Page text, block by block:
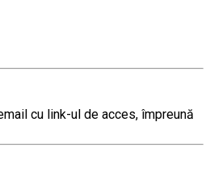
cu link-ul de acces, împreună